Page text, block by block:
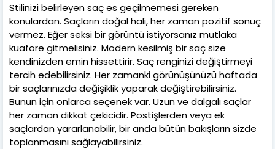
Stilinizi belirleyen saç es geçilmemesi gereken
konulardan. Saçların doğal hali, her zaman pozitif sonuç
vermez. Eğer seksi bir görüntü istiyorsanız mutlaka
kuaföre gitmelisiniz. Modern kesilmiş bir saç size
kendinizden emin hissettirir. Saç renginizi değiştirmeyi
tercih edebilirsiniz. Her zamanki görünüşünüzü haftada
bir saçlarınızda değişiklik yaparak değiştirebilirsiniz.
Bunun için onlarca seçenek var. Uzun ve dalgalı saçlar
her zaman dikkat çekicidir. Postişlerden veya ek
saçlardan yararlanabilir, bir anda bütün bakışların sizde
toplanmasını sağlayabilirsiniz.